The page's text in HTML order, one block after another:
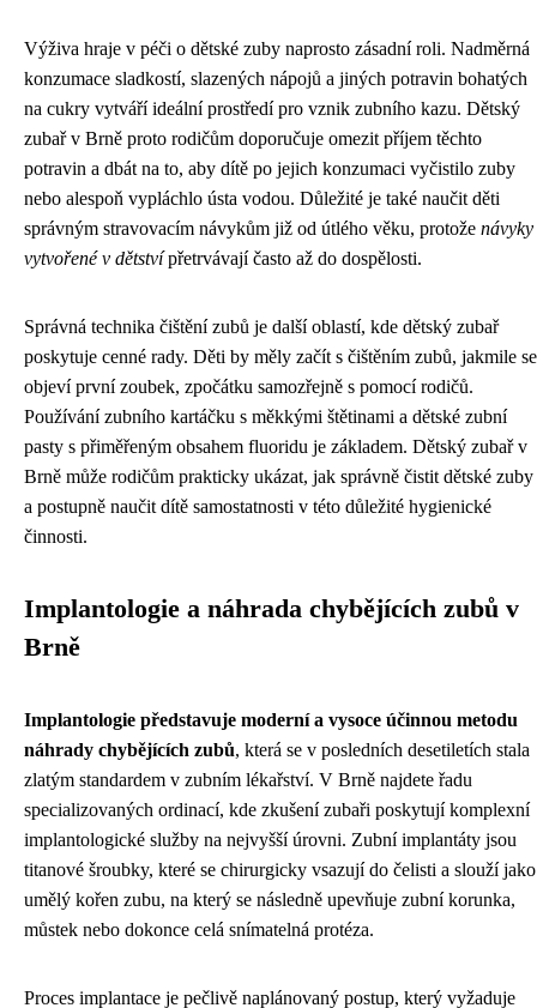
Výživa hraje v péči o dětské zuby naprosto zásadní roli. Nadměrná
konzumace sladkostí, slazených nápojů a jiných potravin bohatých
na cukry vytváří ideální prostředí pro vznik zubního kazu. Dětský
zubař v Brně proto rodičům doporučuje omezit příjem těchto
potravin a dbát na to, aby dítě po jejich konzumaci vyčistilo zuby
nebo alespoň vypláchlo ústa vodou. Důležité je také naučit děti
správným stravovacím návykům již od útlého věku, protože návyky
vytvořené v dětstvípřetrvávají často až do dospělosti.
Správná technika čištění zubů je další oblastí, kde dětský zubař
poskytuje cenné rady. Děti by měly začít s čištěním zubů, jakmile se
objeví první zoubek, zpočátku samozřejně s pomocí rodičů.
Používání zubního kartáčku s měkkými štětinami a dětské zubní
pasty s přiměřeným obsahem fluoridu je základem. Dětský zubař v
Brně může rodičům prakticky ukázat, jak správně čistit dětské zuby
a postupně naučit dítě samostatnosti v této důležité hygienické
činnosti.
Implantologie a náhrada chybějících zubů v
Brně
Implantologie představuje moderní a vysoce účinnou metodu
náhrady chybějících zubů, která se v posledních desetiletích stala
zlatým standardem v zubním lékařství. V Brně najdete řadu
specializovaných ordinací, kde zkušení zubaři poskytují komplexní
implantologické služby na nejvyšší úrovni. Zubní implantáty jsou
titanové šroubky, které se chirurgicky vsazují do čelisti a slouží jako
umělý kořen zubu, na který se následně upevňuje zubní korunka,
můstek nebo dokonce celá snímatelná protéza.
Proces implantace je pečlivě naplánovaný postup, který vyžaduje